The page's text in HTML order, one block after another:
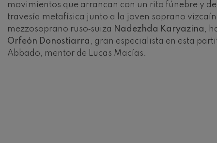
movimientos que arrancan con un rito fúnebre y
travesía metafísica junto a la joven soprano
mezzosoprano ruso‑suiza Nadezhda Karyazina ,
Orfeón Donostiarra , gran especialista en esta
Abbado, mentor de Lucas Macías.
Max Bruch:
Max Bruch
Robert
Robert